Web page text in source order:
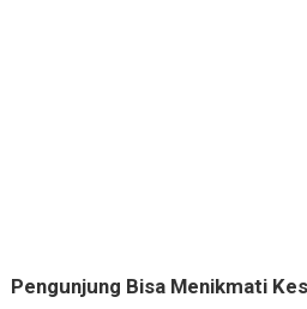
Pengunjung Bisa Menikmati